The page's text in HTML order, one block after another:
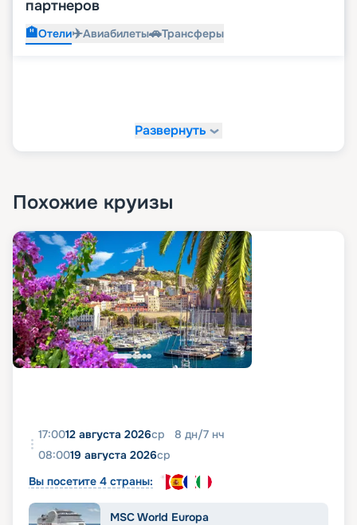
партнеров
🏨Отели✈️Авиабилеты🚗Трансферы
Развернуть
Похожие круизы
17:0012 августа 2026ср 8 дн/7 нч
08:0019 августа 2026ср
Вы посетите 4 страны:
MSC World Europa